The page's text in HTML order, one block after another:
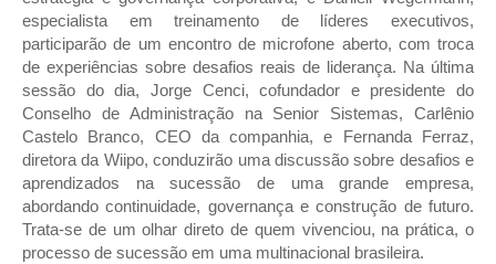
especialista em treinamento de líderes executivos,
participarão de um encontro de microfone aberto, com troca
de experiências sobre desafios reais de liderança. Na última
sessão do dia, Jorge Cenci, cofundador e presidente do
Conselho de Administração na Senior Sistemas, Carlênio
Castelo Branco, CEO da companhia, e Fernanda Ferraz,
diretora da Wiipo, conduzirão uma discussão sobre desafios e
aprendizados na sucessão de uma grande empresa,
abordando continuidade, governança e construção de futuro.
Trata-se de um olhar direto de quem vivenciou, na prática, o
processo de sucessão em uma multinacional brasileira.